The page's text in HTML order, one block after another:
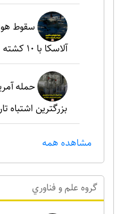
سقوط
آلاسکا با ۱۰ کشته
حمله
بزرگترین اشتباه
مشاهده همه
گروه علم و فناوري